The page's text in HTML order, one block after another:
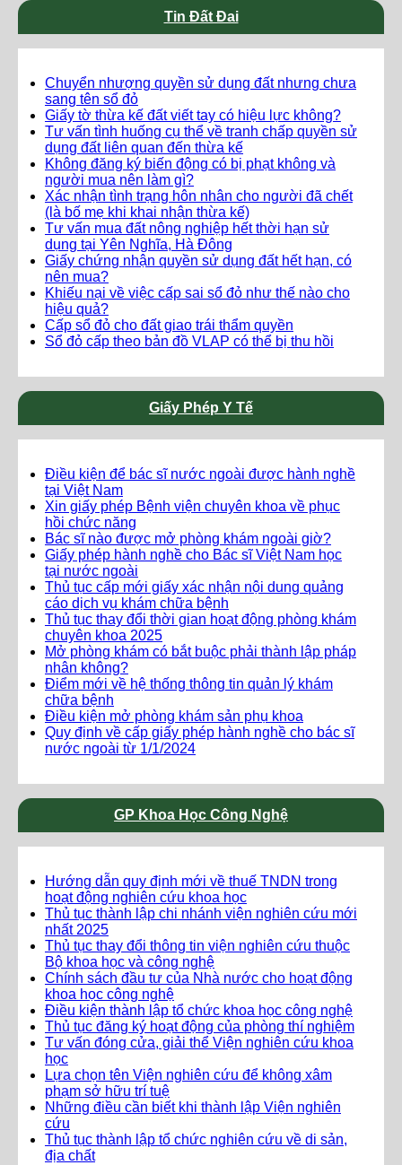
Tin Đất Đai
Chuyển nhượng quyền sử dụng đất nhưng chưa
sang tên sổ đỏ
Giấy tờ thừa kế đất viết tay có hiệu lực không?
Tư vấn tình huống cụ thể về tranh chấp quyền sử
dụng đất liên quan đến thừa kế
Không đăng ký biến động có bị phạt không và
người mua nên làm gì?
Xác nhận tình trạng hôn nhân cho người đã chết
(là bố mẹ khi khai nhận thừa kế)
Tư vấn mua đất nông nghiệp hết thời hạn sử
dụng tại Yên Nghĩa, Hà Đông
Giấy chứng nhận quyền sử dụng đất hết hạn, có
nên mua?
Khiếu nại về việc cấp sai sổ đỏ như thế nào cho
hiệu quả?
Cấp sổ đỏ cho đất giao trái thẩm quyền
Sổ đỏ cấp theo bản đồ VLAP có thể bị thu hồi
Giấy Phép Y Tế
Điều kiện để bác sĩ nước ngoài được hành nghề
tại Việt Nam
Xin giấy phép Bệnh viện chuyên khoa về phục
hồi chức năng
Bác sĩ nào được mở phòng khám ngoài giờ?
Giấy phép hành nghề cho Bác sĩ Việt Nam học
tại nước ngoài
Thủ tục cấp mới giấy xác nhận nội dung quảng
cáo dịch vụ khám chữa bệnh
Thủ tục thay đổi thời gian hoạt động phòng khám
chuyên khoa 2025
Mở phòng khám có bắt buộc phải thành lập pháp
nhân không?
Điểm mới về hệ thống thông tin quản lý khám
chữa bệnh
Điều kiện mở phòng khám sản phụ khoa
Quy định về cấp giấy phép hành nghề cho bác sĩ
nước ngoài từ 1/1/2024
GP Khoa Học Công Nghệ
Hướng dẫn quy định mới về thuế TNDN trong
hoạt động nghiên cứu khoa học
Thủ tục thành lập chi nhánh viện nghiên cứu mới
nhất 2025
Thủ tục thay đổi thông tin viện nghiên cứu thuộc
Bộ khoa học và công nghệ
Chính sách đầu tư của Nhà nước cho hoạt động
khoa học công nghệ
Điều kiện thành lập tổ chức khoa học công nghệ
Thủ tục đăng ký hoạt động của phòng thí nghiệm
Tư vấn đóng cửa, giải thể Viện nghiên cứu khoa
học
Lựa chọn tên Viện nghiên cứu để không xâm
phạm sở hữu trí tuệ
Những điều cần biết khi thành lập Viện nghiên
cứu
Thủ tục thành lập tổ chức nghiên cứu về di sản,
địa chất